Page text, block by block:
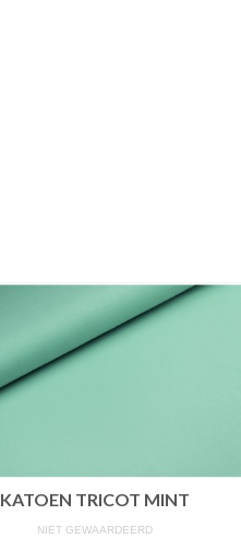
KATOEN TRICOT MINT
NIET GEWAARDEERD